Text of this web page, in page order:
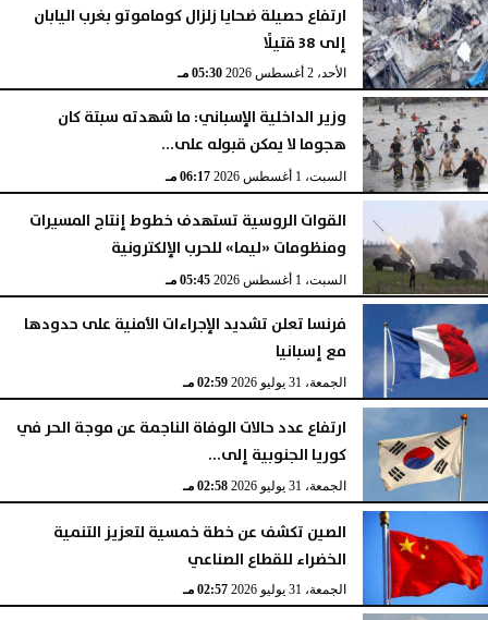
ارتفاع حصيلة ضحايا زلزال كوماموتو بغرب اليابان
إلى 38 قتيلًا
الأحد، 2 أغسطس 2026 05:30 مـ
وزير الداخلية الإسباني: ما شهدته سبتة كان
هجوما لا يمكن قبوله على...
السبت، 1 أغسطس 2026 06:17 مـ
القوات الروسية تستهدف خطوط إنتاج المسيرات
ومنظومات «ليما» للحرب الإلكترونية
السبت، 1 أغسطس 2026 05:45 مـ
فرنسا تعلن تشديد الإجراءات الأمنية على حدودها
مع إسبانيا
الجمعة، 31 يوليو 2026 02:59 مـ
ارتفاع عدد حالات الوفاة الناجمة عن موجة الحر في
كوريا الجنوبية إلى...
الجمعة، 31 يوليو 2026 02:58 مـ
الصين تكشف عن خطة خمسية لتعزيز التنمية
الخضراء للقطاع الصناعي
الجمعة، 31 يوليو 2026 02:57 مـ